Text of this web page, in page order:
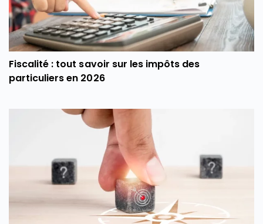
Fiscalité : tout savoir sur les impôts des
particuliers en 2026